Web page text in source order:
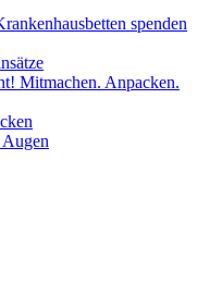
spenden
Mitmachen. Anpacken.